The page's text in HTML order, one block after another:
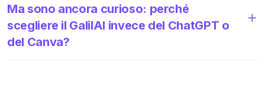
Ma sono ancora curioso: perché
scegliere il GalilAI invece del ChatGPT o
del Canva?